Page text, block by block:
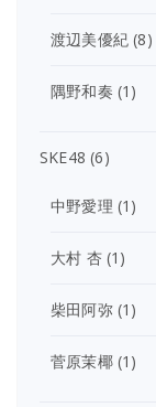
渡辺美優紀 (8)
隅野和奏 (1)
SKE48 (6)
中野愛理 (1)
大村 杏(1)
柴田阿弥(1)
菅原茉椰(1)